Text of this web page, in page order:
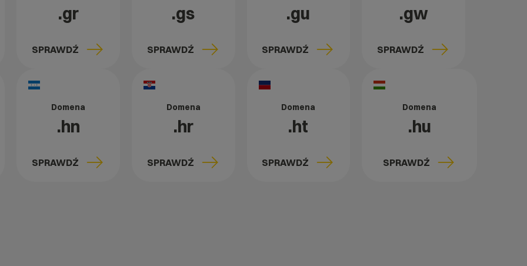
.gr
SPRAWDŹ
.gs
SPRAWDŹ
.gu
SPRAWDŹ
.gw
SPRAWDŹ
Domena
.hn
SPRAWDŹ
Domena
.hr
SPRAWDŹ
Domena
.ht
SPRAWDŹ
Domena
.hu
SPRAWDŹ